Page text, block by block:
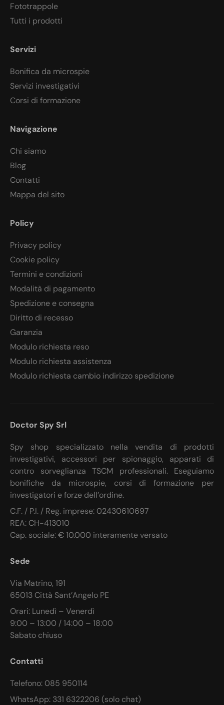
Fototrappole
Tutti i prodotti
Servizi
Bonifica da microspie
Servizi investigativi
Corsi di formazione
Navigazione
Chi siamo
Blog
Contatti
Mappa del sito
Policy
Privacy policy
Cookie policy
Termini e condizioni
Modalità di pagamento
Spedizione e consegna
Diritto di recesso
Garanzia
Modulo richiesta reso
Modulo richiesta assistenza
Modulo richiesta cambio indirizzo spedizione
Doctor Spy Srl
Spy shop specializzato nella vendita di prodotti
investigativi, accessori per spionaggio, apparati di
contro sorveglianza TSCM professionali. Eseguiamo
bonifiche da microspie, corsi di formazione per
investigatori e forze dell’ordine.
C.F. / P.I. / Reg. imprese: 02430610697
REA: CH-413010
Cap. sociale: € 10.000 interamente versato
Sede
Via Matrino, 191
65013 Città Sant’Angelo PE
Orari: Lunedì – Venerdì
9:00 – 13:00 / 14:00 – 18:00
Sabato chiuso
Contatti
Telefono: 085 950114
WhatsApp: 331 6322206 (solo chat)